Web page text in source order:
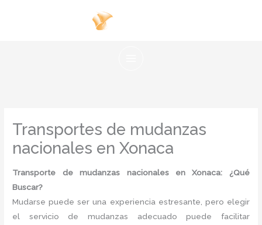
Transportes de mudanzas
nacionales en Xonaca
Transporte de mudanzas nacionales en Xonaca: ¿Qué
Buscar?
Mudarse puede ser una experiencia estresante, pero elegir
el servicio de mudanzas adecuado puede facilitar